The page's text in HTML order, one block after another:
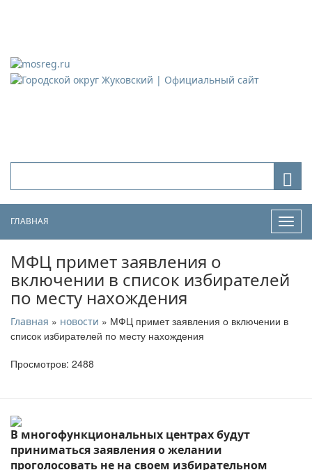
ГЛАВНАЯ
МФЦ примет заявления о
включении в список избирателей
по месту нахождения
Главная » новости » МФЦ примет заявления о включении в
список избирателей по месту нахождения
Просмотров: 2488
В многофункциональных центрах будут
приниматься заявления о желании
проголосовать не на своем избирательном